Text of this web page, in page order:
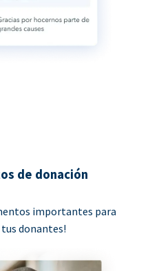
de donación
importantes para
donantes!